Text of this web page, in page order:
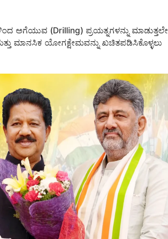
ಅಗೆಯುವ (Drilling) ಪ್ರಯತ್ನಗಳನ್ನು ಮಾಡುತ್ತಲೇ
ಮಾನಸಿಕ ಯೋಗಕ್ಷೇಮವನ್ನು ಖಚಿತಪಡಿಸಿಕೊಳ್ಳಲು